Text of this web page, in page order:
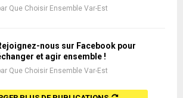
Que Choisir Ensemble Var-Est
nous sur Facebook pour
et agir ensemble !
Que Choisir Ensemble Var-Est